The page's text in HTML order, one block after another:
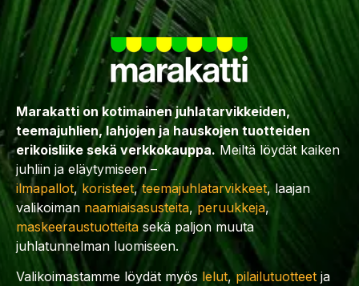
Marakatti on kotimainen juhlatarvikkeiden,
teemajuhlien, lahjojen ja hauskojen tuotteiden
erikoisliike sekä verkkokauppa. Meiltä löydät kaiken
juhliin ja eläytymiseen –
ilmapallot, koristeet,teemajuhlatarvikkeet, laajan
valikoiman naamiaisasusteita, peruukkeja,
maskeeraustuotteita sekä paljon muuta
juhlatunnelman luomiseen.
Valikoimastamme löydät myös lelut,pilailutuotteet ja